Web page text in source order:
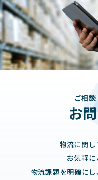
ご相
お
物流に関し
お気軽に
物流課題を明確にし